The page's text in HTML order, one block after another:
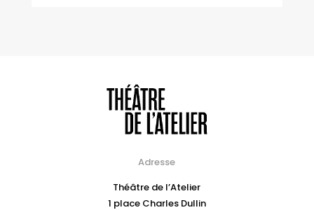
Adresse
Théâtre de l’Atelier
1 place Charles Dullin